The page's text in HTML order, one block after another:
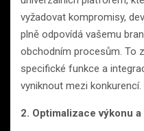
vyžadovat kompromisy,
plně odpovídá vašemu
obchodním procesům. To
specifické funkce a
vyniknout mezi konkurencí.
2. Optimalizace výkonu